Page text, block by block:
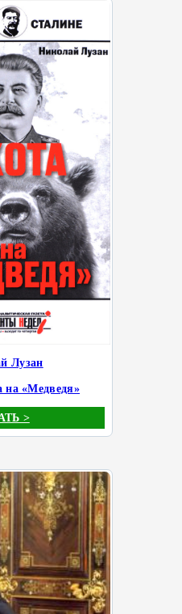
Лузан
на «Медведя»
>